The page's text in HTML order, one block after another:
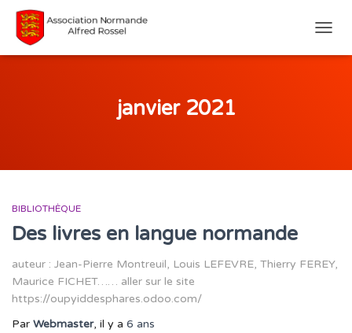
LA
janvier 2021
BIBLIOTHÈQUE
Des livres en langue normande
auteur : Jean-Pierre Montreuil, Louis LEFEVRE, Thierry FEREY,
Maurice FICHET…… aller sur le site
https://oupyiddesphares.odoo.com/
Par Webmaster, il y a 6 ans